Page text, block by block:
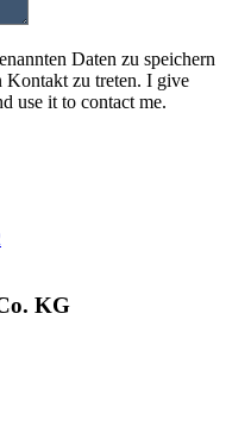
Daten zu speichern
Kontakt zu treten. I give
use it to contact me.
KG